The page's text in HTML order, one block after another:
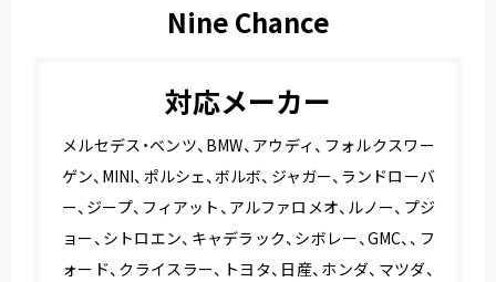
Nine Chance
対応メーカー
メルセデス・ベンツ、BMW、アウディ、フォルクスワー
ゲン、MINI、ポルシェ、ボルボ、ジャガー、ランドローバ
ー、ジープ、フィアット、アルファロメオ、ルノー、プジ
ョー、シトロエン、キャデラック、シボレー、GMC、、フ
ォード、クライスラー、トヨタ、日産、ホンダ、マツダ、